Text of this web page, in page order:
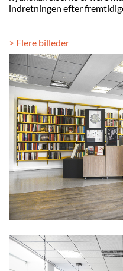
indretningen efter
> Flere billeder